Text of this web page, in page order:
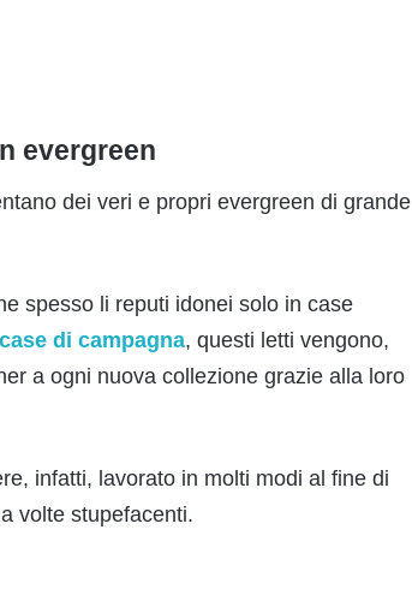
evergreen
dei veri e propri evergreen di grande
spesso li reputi idonei solo in case
case di campagna, questi letti vengono,
a ogni nuova collezione grazie alla loro
infatti, lavorato in molti modi al fine di
volte stupefacenti.